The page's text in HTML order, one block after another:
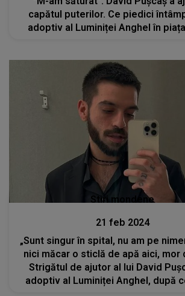
capătul puterilor. Ce piedici
adoptiv al Luminiței Anghel în
Stiri mondene
21 feb 2024
„Sunt singur în spital, nu am pe
nici măcar o sticlă de apă aici, mor
Strigătul de ajutor al lui David
adoptiv al Luminiței Anghel, după